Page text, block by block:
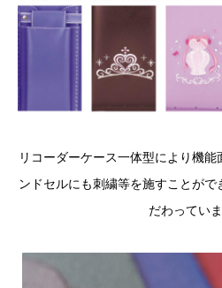
リコーダーケース一体型により機
ンドセルにも刺繍等を施すことがで
だわっていま